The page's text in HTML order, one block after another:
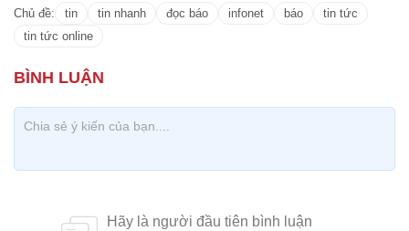
Chủ đề: tin tin nhanh đọc báo infonet báo
tin tức
tin tức online